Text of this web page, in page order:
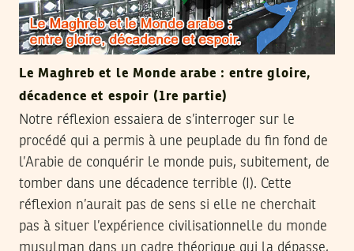
Le Maghreb et le Monde arabe : entre gloire,
décadence et espoir (1re partie)
Notre réflexion essaiera de s’interroger sur le
procédé qui a permis à une peuplade du fin fond de
l’Arabie de conquérir le monde puis, subitement, de
tomber dans une décadence terrible (I). Cette
réflexion n’aurait pas de sens si elle ne cherchait
pas à situer l’expérience civilisationnelle du monde
musulman dans un cadre théorique qui la dépasse,